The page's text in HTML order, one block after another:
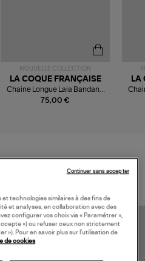
NOUVELLE COLLECTION
75,00 €
LA COQUE FRANÇAISE
Chaine Longue Laia Bandana
Bleu
LA
technologies similaires à des fins de
et analyses, en collaboration avec des
configurer vos choix via « Paramétrer »,
») ou refuser ceux non strictement
»). Pour en savoir plus sur l’utilisation de
de cookies
Continuer sans accepter